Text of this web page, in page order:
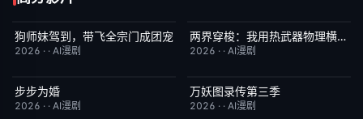
完结 10.0
狗师妹驾到，带飞全宗门成团宠
2026 · · AI漫剧
完结 10.0两界穿梭：我用热武器物理横推修真界
2026 · · AI漫剧
完结
步步为婚
2026 · · AI漫剧
完结
万妖图录传第三季
2026 · · AI漫剧